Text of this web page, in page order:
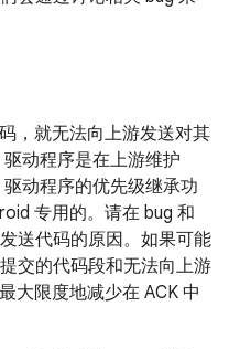
，就无法向上游发送对其
动程序是在上游维护
动程序的优先级继承功
专用的。请在 bug 和
送代码的原因。如果可能
交的代码段和无法向上游
大限度地减少在 ACK 中